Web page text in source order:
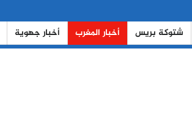
شتوكة بريس أخبار المغرب أخبار جهوية